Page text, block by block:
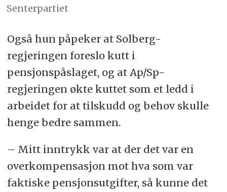
Senterpartiet
Også hun påpeker at Solberg-
regjeringen foreslo kutt i
pensjonspåslaget, og at Ap/Sp-
regjeringen økte kuttet som et ledd i
arbeidet for at tilskudd og behov skulle
henge bedre sammen.
– Mitt inntrykk var at der det var en
overkompensasjon mot hva som var
faktiske pensjonsutgifter, så kunne det